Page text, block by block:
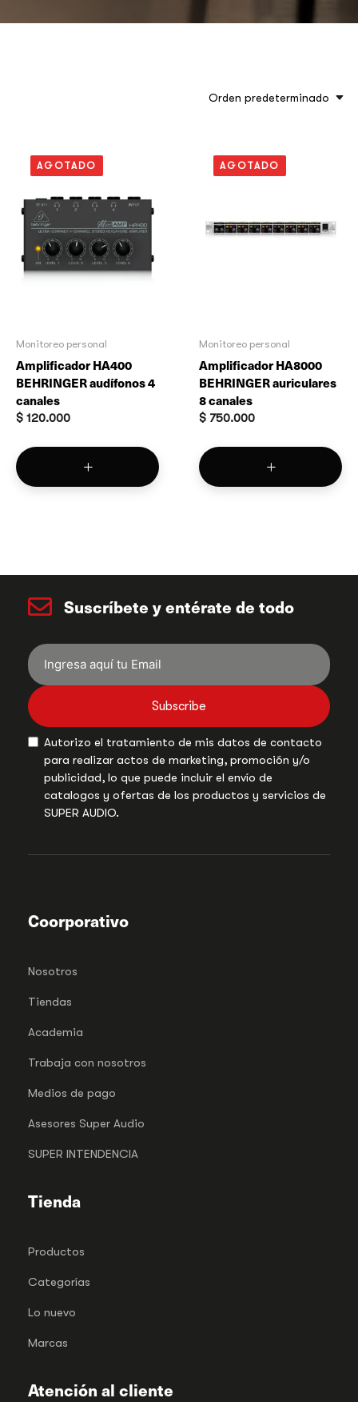
Orden predeterminado
AGOTADO
Monitoreo personal
Amplificador HA400
BEHRINGER audífonos 4
canales
$ 120.000
AGOTADO
Monitoreo personal
Amplificador HA8000
BEHRINGER auriculares
8 canales
$ 750.000
Suscríbete y entérate de todo
Subscribe
Autorizo el tratamiento de mis datos de contacto
para realizar actos de marketing, promoción y/o
publicidad, lo que puede incluir el envío de
catalogos y ofertas de los productos y servicios de
SUPER AUDIO.
Coorporativo
Nosotros
Tiendas
Academia
Trabaja con nosotros
Medios de pago
Asesores Super Audio
SUPER INTENDENCIA
Tienda
Productos
Categorías
Lo nuevo
Marcas
Atención al cliente